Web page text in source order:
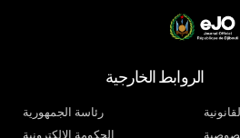
الروابط الخارجية
رئاسة الجمهورية
الحكومة الإلكترونية